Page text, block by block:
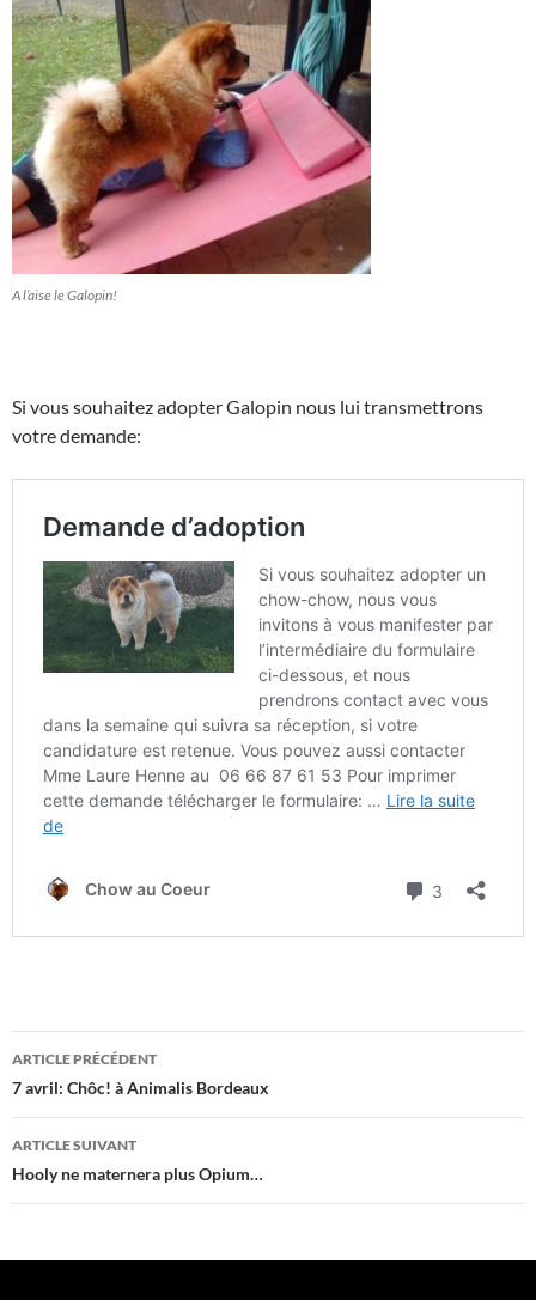
A l’aise le Galopin!
Si vous souhaitez adopter Galopin nous lui transmettrons
votre demande:
Navigation
des
articles
ARTICLE PRÉCÉDENT
7 avril: Chôc! à Animalis Bordeaux
ARTICLE SUIVANT
Hooly ne maternera plus Opium…